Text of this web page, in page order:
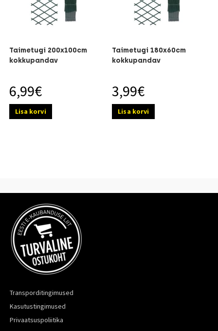
Taimetugi 200x100cm
kokkupandav
6,99€
Lisa korvi
Taimetugi 180x60cm
kokkupandav
3,99€
Lisa korvi
Transporditingimused
Kasutustingimused
Privaatsuspoliitika